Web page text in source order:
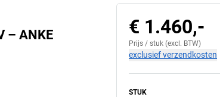
– ANKE
en trekt niet krom, kan meerdere malen worden
€ 1.460,-
Prijs / stuk (excl. BTW)
exclusief verzendkosten
STUK